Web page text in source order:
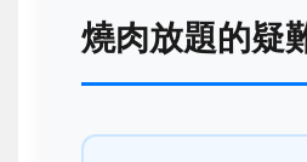
燒肉放題的疑